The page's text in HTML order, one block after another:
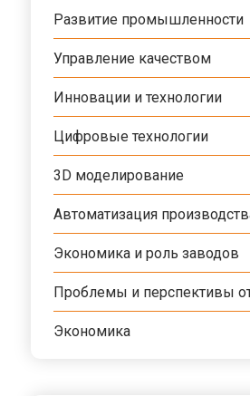
Развитие промышленности
Управление качеством
Инновации и технологии
Цифровые технологии
3D моделирование
Автоматизация
Экономика и роль заводов
Проблемы и перспективы
Экономика